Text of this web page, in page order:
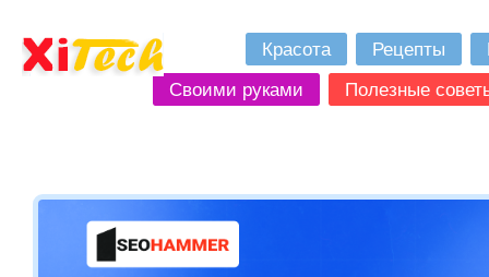
Красота Рецепты
Своими руками
Полезные